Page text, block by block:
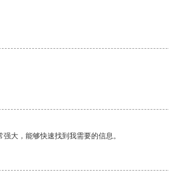
大，能够快速找到我需要的信息。